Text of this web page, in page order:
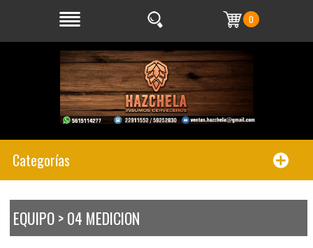
0
Categorías
EQUIPO > 04 MEDICION